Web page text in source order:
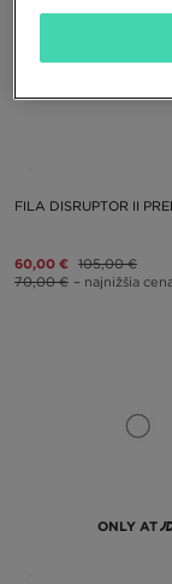
FILA DISRUPTOR II
60,00 € 105,00 €
70,00 € – najnižšia
ONLY AT